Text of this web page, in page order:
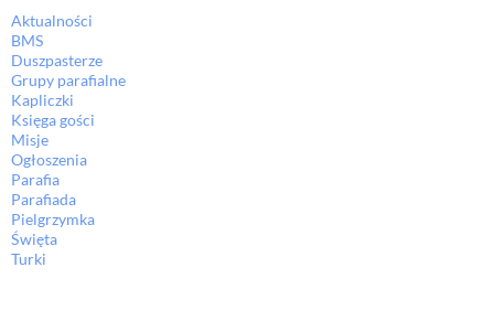
Aktualności
BMS
Duszpasterze
Grupy parafialne
Kapliczki
Księga gości
Misje
Ogłoszenia
Parafia
Parafiada
Pielgrzymka
Święta
Turki